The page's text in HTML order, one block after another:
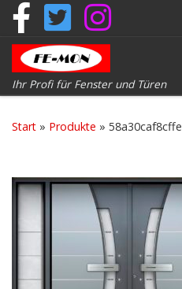
Zum Inhalt springen
Ihr Profi für Fenster und Türen
Start » Produkte » 58a30caf8cffe